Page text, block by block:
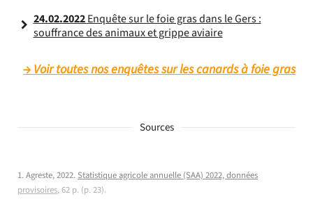
24.02.2022Enquête sur le foie gras dans le Gers :
souffrance des animaux et grippe aviaire
Voir toutes nos enquêtes sur les canards à foie gras
Sources
1. Agreste, 2022. Statistique agricole annuelle (SAA) 2022, données
provisoires, 62 p. (p. 23).